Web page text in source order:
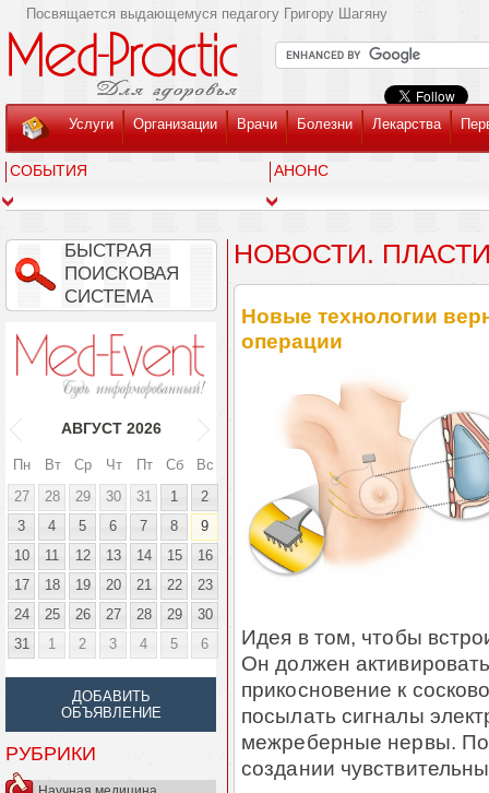
Посвящается выдающемуся педагогу Григору Шагяну
Услуги Организации Врачи Болезни Лекарства
СОБЫТИЯ АНОНС
БЫСТРАЯ
ПОИСКОВАЯ
СИСТЕМА
АВГУСТ 2026
Пн Вт Ср Чт Пт Сб
Вс
27
28 29 30 31 1
2
3
4 5 6 7 8
9
10
11 12 13 14 15
16
17
18 19 20 21 22
23
24
25 26 27 28 29
30
31
1 2 3 4 5 6
ДОБАВИТЬ
ОБЪЯВЛЕНИЕ
РУБРИКИ
НОВОСТИ.
Новые технологии
операции
Идея в том, чтобы
Он должен
прикосновение к
посылать сигналы
межреберные нервы.
создании